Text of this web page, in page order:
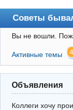
Советы
Форум
Правила
Поиск
Регистрация
Вы не вошли.
Активные темы 4
Объявления
Коллеги хочу